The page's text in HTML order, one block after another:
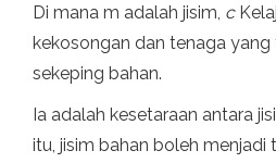
Di mana m adalah jisim, c
kekosongan dan tenaga
sekeping bahan.
Ia adalah kesetaraan antara
itu, jisim bahan boleh menjadi